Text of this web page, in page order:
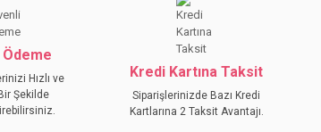
Hızlı ve
Şekilde
Kredi Kartına Taksit
Siparişlerinizde Bazı Kredi
Kartlarına 2 Taksit Avantajı.